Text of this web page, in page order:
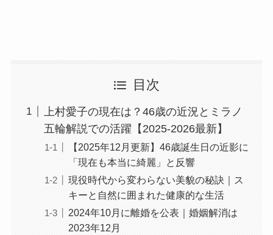
目次
上村愛子の現在は？46歳の近況とミラノ
五輪解説での活躍【2025-2026最新】
【2025年12月更新】46歳誕生日の近影に
「現在も本当に綺麗」と反響
現役時代から変わらない美貌の秘訣｜ス
キーと自然に囲まれた健康的な生活
2024年10月に離婚を公表｜婚姻解消は
2023年12月